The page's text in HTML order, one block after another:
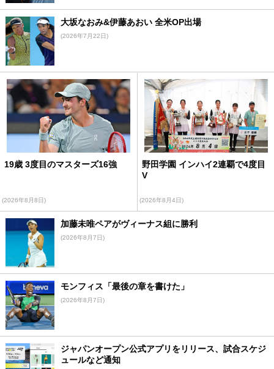
大坂なおみ&伊藤あおい 全米OP出場
(2026年7月22日)
19歳 3度目のマスターズ16強
(2026年8月8日)
野田学園 インハイ2連覇で4度目
V
(2026年8月4日)
加藤未唯ペアがヴィーナス組に勝利
(2026年8月7日)
モンフィス「最後の章を書けた」
(2026年8月7日)
ジャパンオープン公式アプリをリリース、試合スケジ
ュールなど通知